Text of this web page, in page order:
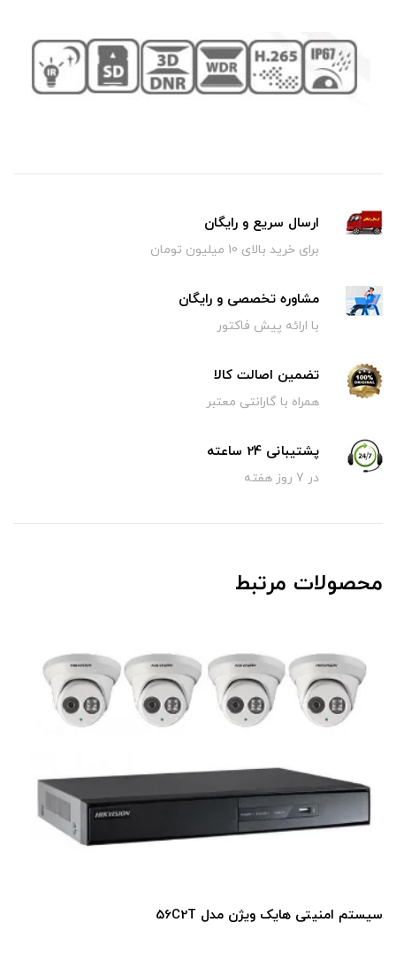
ارسال سریع و رایگان
برای خرید بالای 10 میلیون تومان
مشاوره تخصصی و رایگان
با ارائه پیش فاکتور
تضمین اصالت کالا
همراه با گارانتی معتبر
پشتیبانی 24 ساعته
در 7 روز هفته
محصولات مرتبط
سیستم امنیتی هایک ویژن مدل 56C2T